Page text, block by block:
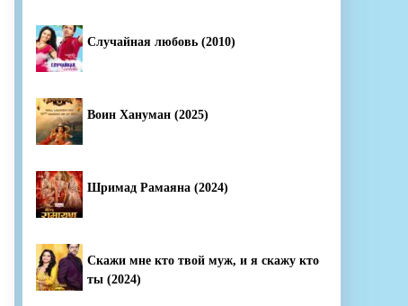
Случайная любовь (2010)
Воин Хануман (2025)
Шримад Рамаяна (2024)
Скажи мне кто твой муж, и я скажу кто
ты (2024)